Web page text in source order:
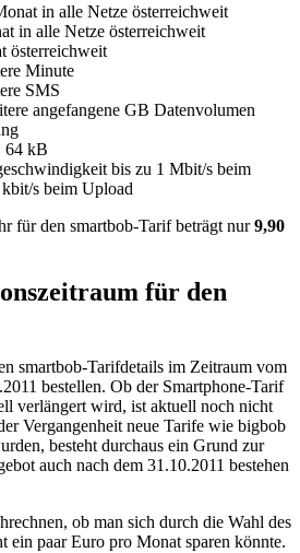
in alle Netze österreichweit
in alle Netze österreichweit
österreichweit
Minute
SMS
angefangene GB Datenvolumen
64 kB
bis zu 1 Mbit/s beim
s beim Upload
für den smartbob-Tarif beträgt nur9,90
für den
smartbob-Tarifdetails im Zeitraum vom
bestellen. Ob der Smartphone-Tarif
verlängert wird, ist aktuell noch nicht
Vergangenheit neue Tarife wie bigbob
besteht durchaus ein Grund zur
auch nach dem 31.10.2011 bestehen
ob man sich durch die Wahl des
paar Euro pro Monat sparen könnte.